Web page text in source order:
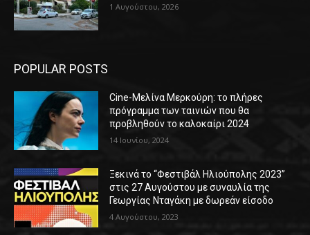
1 Αυγούστου, 2026
POPULAR POSTS
Cine-Μελίνα Μερκούρη: το πλήρες
πρόγραμμα των ταινιών που θα
προβληθούν το καλοκαίρι 2024
14 Ιουνίου, 2024
Ξεκινά το “Φεστιβάλ Ηλιούπολης 2023”
στις 27 Αυγούστου με συναυλία της
Γεωργίας Νταγάκη με δωρεάν είσοδο
4 Αυγούστου, 2023